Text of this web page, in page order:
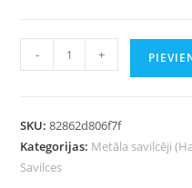
- +
SKU:82862d806f7f
Kategorijas: Metāla savilcēji
Savilces